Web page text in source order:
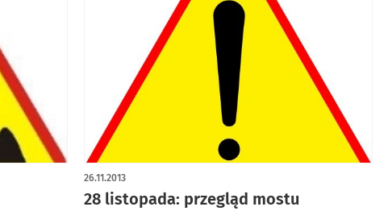
28 listopada: przegląd mostu
26.11.2013